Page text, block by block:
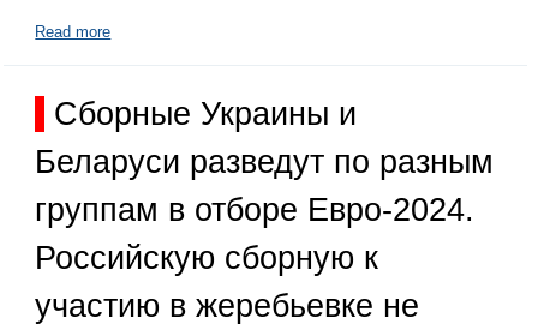
Read more
Сборные Украины и
Беларуси разведут по разным
группам в отборе Евро-2024.
Российскую сборную к
участию в жеребьевке не